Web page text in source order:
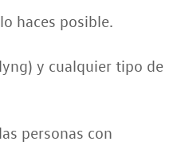
haces posible.
y cualquier tipo de
personas con